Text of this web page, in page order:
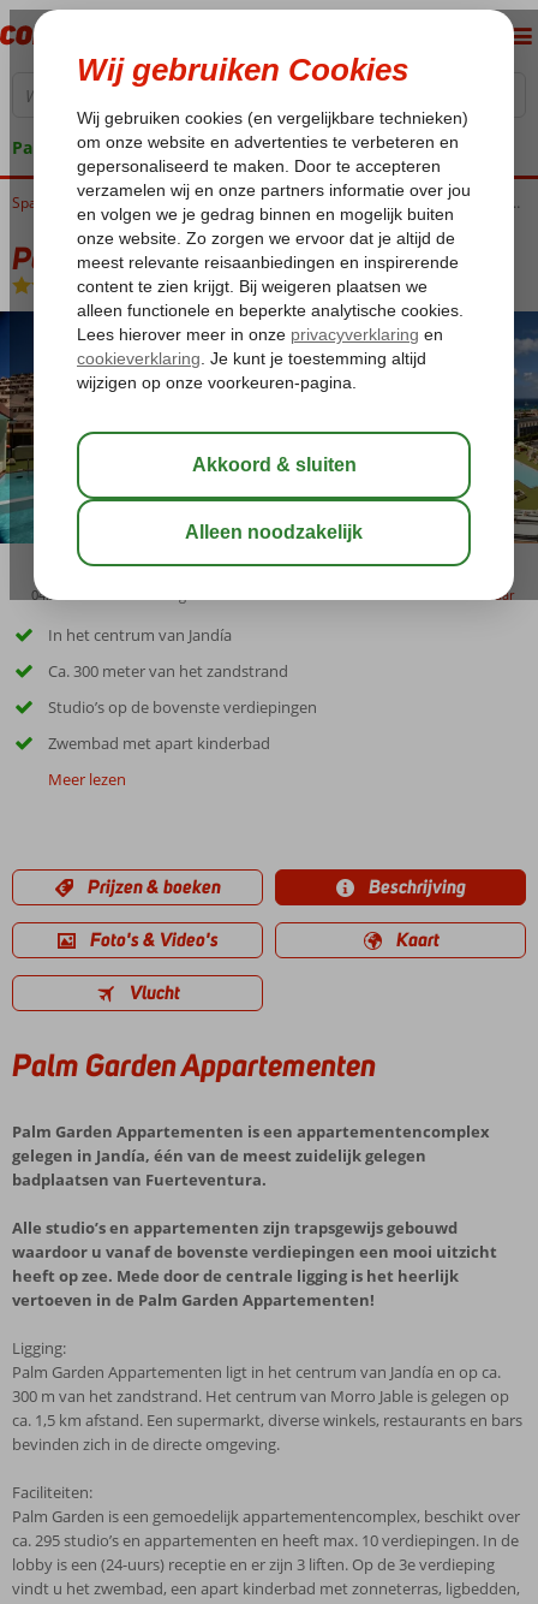
Pakketgarantie
Home Canarische Eilanden Fuerteventura Jandia Palm Garden Appartementen
Palm Garden Appartementen
Halfpension- Appartement
04:30 bewaar
In het centrum van Jandía
Ca. 300 meter van het zandstrand
Studio’s op de bovenste verdiepingen
Zwembad met apart kinderbad
Meer lezen
Prijzen & boeken Beschrijving
Foto's & Video's Kaart
Vlucht
Palm Garden Appartementen
Palm Garden Appartementen is een appartementencomplex
gelegen in Jandía, één van de meest zuidelijk gelegen
badplaatsen van Fuerteventura.
Alle studio’s en appartementen zijn trapsgewijs gebouwd
waardoor u vanaf de bovenste verdiepingen een mooi uitzicht
heeft op zee. Mede door de centrale ligging is het heerlijk
vertoeven in de Palm Garden Appartementen!
Ligging:
Palm Garden Appartementen ligt in het centrum van Jandía en op ca.
300 m van het zandstrand. Het centrum van Morro Jable is gelegen op
ca. 1,5 km afstand. Een supermarkt, diverse winkels, restaurants en bars
bevinden zich in de directe omgeving.
Faciliteiten:
Palm Garden is een gemoedelijk appartementencomplex, beschikt over
ca. 295 studio’s en appartementen en heeft max. 10 verdiepingen. In de
lobby is een (24-uurs) receptie en er zijn 3 liften. Op de 3e verdieping
vindt u het zwembad, een apart kinderbad met zonneterras, ligbedden,